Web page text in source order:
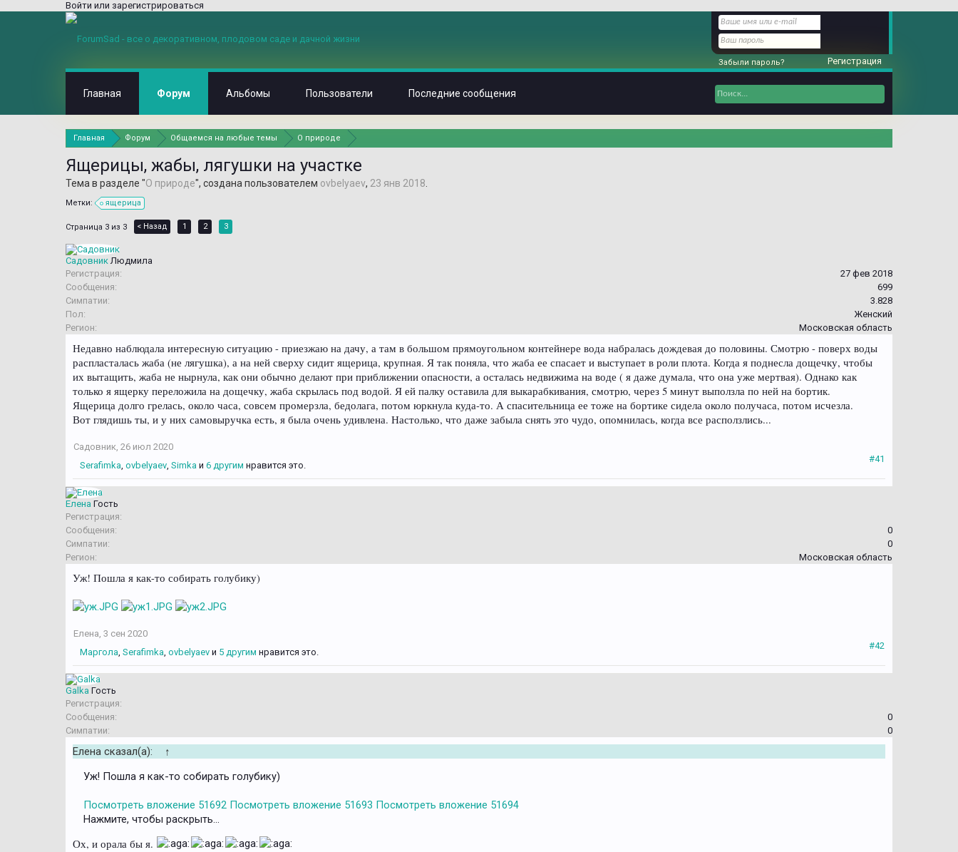
Войти или зарегистрироваться
Главная Форум Общаемся на любые темы О природе
Ящерицы, жабы, лягушки на участке
Тема в разделе "О природе", создана пользователем ovbelyaev, 23 янв 2018
Метки: ящерица
Страница 3 из 3 < Назад 1 2 3
Садовник Людмила
Регистрация:
27 фев 2018
Сообщения:
699
Симпатии:
3.828
Пол:
Женский
Регион:
Московская область
Недавно наблюдала интересную ситуацию - приезжаю на дачу, а там в большом прямоугольном контейнере вода набралась дождевая до половины. Смотрю - поверх воды
распласталась жаба (не лягушка), а на ней сверху сидит ящерица, крупная. Я так поняла, что жаба ее спасает и выступает в роли плота. Когда я поднесла дощечку, чтобы
их вытащить, жаба не нырнула, как они обычно делают при приближении опасности, а осталась недвижима на воде ( я даже думала, что она уже мертвая). Однако как
только я ящерку переложила на дощечку, жаба скрылась под водой. Я ей палку оставила для выкарабкивания, смотрю, через 5 минут выползла по ней на бортик.
Ящерица долго грелась, около часа, совсем промерзла, бедолага, потом юркнула куда-то. А спасительница ее тоже на бортике сидела около получаса, потом исчезла.
Вот глядишь ты, и у них самовыручка есть, я была очень удивлена. Настолько, что даже забыла снять это чудо, опомнилась, когда все расползлись...
Садовник, 26 июл 2020
#41
Serafimka, ovbelyaev, Simka и 6 другим нравится это.
Елена Гость
Регистрация:
Сообщения:
0
Симпатии:
0
Регион:
Московская область
Уж! Пошла я как-то собирать голубику)
Елена, 3 сен 2020
#42
Маргола, Serafimka, ovbelyaev и 5 другим нравится это.
Galka Гость
Регистрация:
Сообщения:
0
Симпатии:
0
Елена сказал(а):
↑
Уж! Пошла я как-то собирать голубику)
Посмотреть вложение 51692 Посмотреть вложение 51693 Посмотреть вложение 51694
Нажмите, чтобы раскрыть...
Ох, и орала бы я.
Забыли пароль? Регистрация
Главная Форум Альбомы Пользователи Последние сообщения